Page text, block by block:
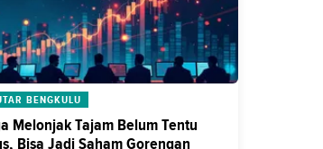
BENGKULU
Melonjak Tajam Belum Tentu
Bisa Jadi Saham Gorengan